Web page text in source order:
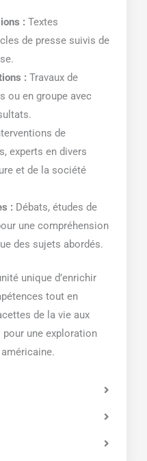
: Textes
de presse suivis de
: Travaux de
ou en groupe avec
de
experts en divers
et de la société
: Débats, études de
une compréhension
des sujets abordés.
unique d’enrichir
tout en
de la vie aux
pour une exploration